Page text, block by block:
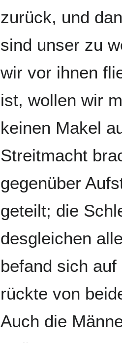
zurück, und
sind unser zu
wir vor ihnen
ist, wollen wir
keinen Makel
Streitmacht
gegenüber
geteilt; die
desgleichen
befand sich
rückte von
Auch die